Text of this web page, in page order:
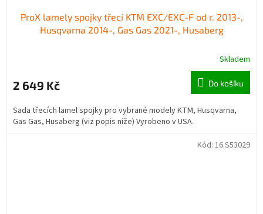
ProX lamely spojky třecí KTM EXC/EXC-F od r. 2013-,
Husqvarna 2014-, Gas Gas 2021-, Husaberg
Skladem
2 649 Kč Do košíku
Sada třecích lamel spojky pro vybrané modely KTM, Husqvarna,
Gas Gas, Husaberg (viz popis níže) Vyrobeno v USA.
Kód: 16.S53029